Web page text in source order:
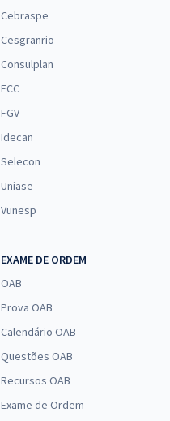
Cebraspe
Cesgranrio
Consulplan
FCC
FGV
Idecan
Selecon
Uniase
Vunesp
EXAME DE ORDEM
OAB
Prova OAB
Calendário OAB
Questões OAB
Recursos OAB
Exame de Ordem